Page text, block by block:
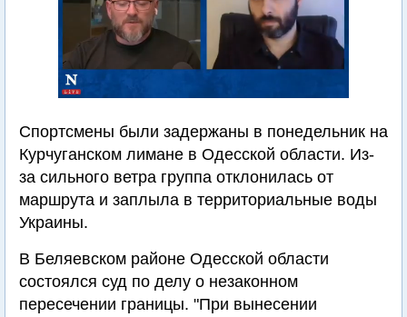
Спортсмены были задержаны в понедельник на
Курчуганском лимане в Одесской области. Из-
за сильного ветра группа отклонилась от
маршрута и заплыла в территориальные воды
Украины.
В Беляевском районе Одесской области
состоялся суд по делу о незаконном
пересечении границы. "При вынесении